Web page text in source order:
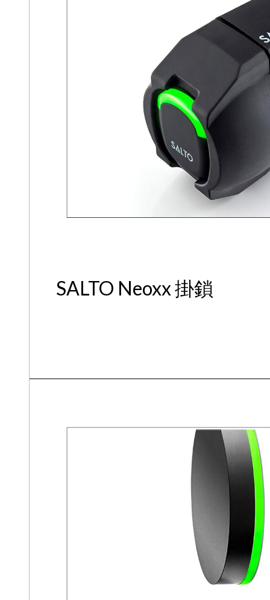
SALTO Neoxx 掛鎖